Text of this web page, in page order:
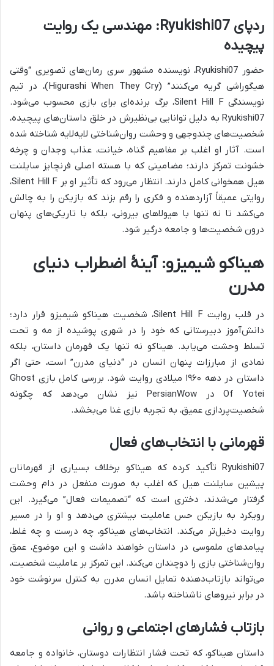
ردپای Ryukishi07: مهندسی یک روایت
پیچیده
حضور Ryukishi07، نویسنده مشهور سری رمان‌های تصویری “وقتی
هیگوراشی گریه می‌کنند” (Higurashi When They Cry)، در تیم
نویسندگی Silent Hill F، برگ برنده‌ای برای بازی محسوب می‌شود.
Ryukishi07 به دلیل توانایی بی‌نظیرش در خلق داستان‌های پیچیده،
شخصیت‌های چندوجهی و وحشت روان‌شناختی لایه‌لایه شناخته شده
است. آثار او اغلب بر مفاهیم گناه، خیانت، عذاب وجدان و چرخه
خشونت تمرکز دارند؛ مضامینی که با هسته اصلی فرنچایز سایلنت
هیل همخوانی کامل دارند. انتظار می‌رود که تأثیر او بر Silent Hill F،
روایتی عمیقاً آزاردهنده و فکری را رقم بزند که بازیکن را به چالش
می‌کشد تا نه تنها با هیولاهای بیرونی، بلکه با تاریکی‌های پنهان
درون شخصیت‌ها و جامعه درگیر شود.
هیناکو شیمیزو: آینهٔ اضطراب دنیای
مدرن
در قلب روایت Silent Hill F، شخصیت هیناکو شیمیزو قرار دارد؛
دانش‌آموز دبیرستانی که خود را در شهری پوشیده از مه و تحت
تسلط وحشت می‌یابد. هیناکو نه تنها یک قهرمان داستان، بلکه
نمادی از مبارزات پنهان انسان در “دنیای مدرن” است، حتی اگر
داستان در دهه ۱۹۶۰ میلادی روایت شود. بررسی کامل بازی Ghost
Of Yotei در PersianWow نیز نشان می‌دهد که چگونه
شخصیت‌پردازی عمیق، به تجربه بازی غنا می‌بخشد.
قهرمانی با انتخاب‌های فعال
Ryukishi07 تأکید کرده که هیناکو برخلاف بسیاری از قهرمانان
پیشین سایلنت هیل که اغلب به صورت منفعل در دام وحشت
گرفتار می‌شدند، دختری است که “تصمیمات فعال” می‌گیرد. این
رویکرد به بازیکن حس عاملیت بیشتری می‌دهد و او را در مسیر
روایت دخیل‌تر می‌کند. انتخاب‌های هیناکو، چه درست و چه غلط،
پیامدهای ملموسی در داستان خواهند داشت و این موضوع، عمق
روان‌شناختی بازی را دوچندان می‌کند. این تمرکز بر عاملیت شخصیت،
می‌تواند بازتاب‌دهنده تمایل انسان مدرن به کنترل سرنوشت خود
در برابر نیروهای ناشناخته باشد.
بازتاب فشارهای اجتماعی و روانی
داستان هیناکو، که تحت فشار انتظارات دوستان، خانواده و جامعه